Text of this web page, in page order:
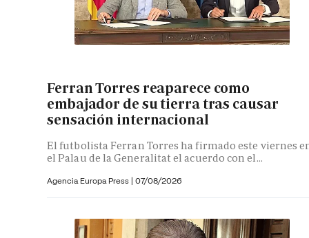
Ferran Torres reaparece como
embajador de su tierra tras causar
sensación internacional
El futbolista Ferran Torres ha firmado este viernes
el Palau de la Generalitat el acuerdo con el...
Agencia Europa Press | 07/08/2026